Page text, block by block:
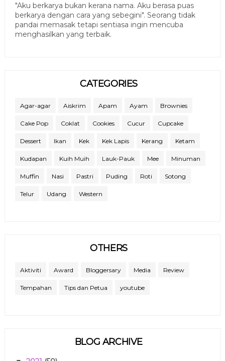
"Aku berkarya bukan kerana nama. Aku berasa puas
berkarya dengan cara yang sebegini". Seorang tidak
pandai memasak tetapi sentiasa ingin mencuba
menghasilkan yang terbaik.
CATEGORIES
Agar-agar Aiskrim Apam Ayam Brownies
Cake Pop Coklat Cookies Cucur Cupcake
Dessert Ikan Kek Kek Lapis Kerang Ketam
Kudapan Kuih Muih Lauk-Pauk Mee Minuman
Muffin Nasi Pastri Puding Roti Sotong
Telur Udang Western
OTHERS
Aktiviti Award Bloggersary Media Review
Tempahan Tips dan Petua youtube
BLOG ARCHIVE